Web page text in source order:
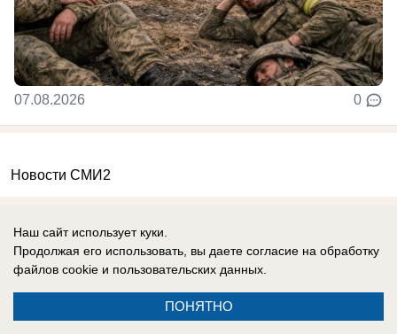
07.08.2026 0
Новости СМИ2
Реклама на сайте
Информация
Наш сайт использует куки.
Продолжая его использовать, вы даете согласие на обработку
файлов cookie и пользовательских данных.
ПОНЯТНО